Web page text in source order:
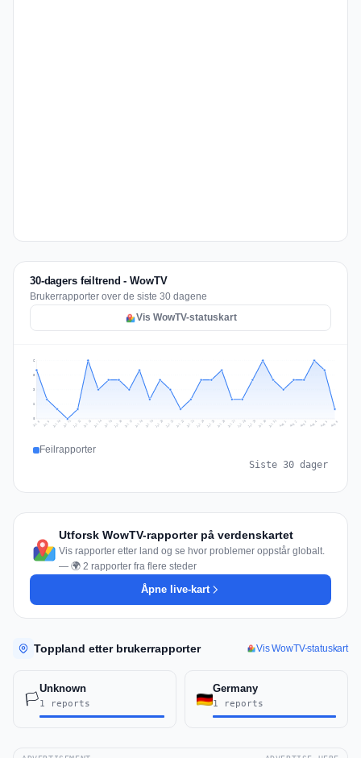
30-dagers feiltrend - WowTV
Brukerrapporter over de siste 30 dagene
Vis WowTV-statuskart
2
3
5
6
Jul 8 Jul 9 Jul 10 Jul 11 Jul 12 Jul 13 Jul 14 Jul 15 Jul 16 Jul 17 Jul 18 Jul 19 Jul 20 Jul 21 Jul 22 Jul 23 Jul 24 Jul 25 Jul 26 Jul 27 Jul 28 Jul 29 Jul 30 Jul 31 Aug 1 Aug 2 Aug 3 Aug 4 Aug 5 Aug 6
Feilrapporter
Siste 30 dager
Utforsk WowTV-rapporter på verdenskartet
Vis rapporter etter land og se hvor problemer oppstår globalt.
— 🌍 2 rapporter fra flere steder
Åpne live-kart
Toppland etter brukerrapporter Vis WowTV-statuskart
🏳️
Unknown
1 reports
Germany
1 reports